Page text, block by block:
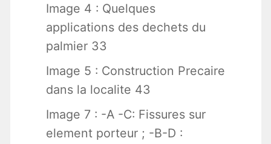
Image 4 : Quelques
applications des dechets du
palmier 33
Image 5 : Construction Precaire
dans la localite 43
Image 7 : -A -C: Fissures sur
element porteur ; -B-D :